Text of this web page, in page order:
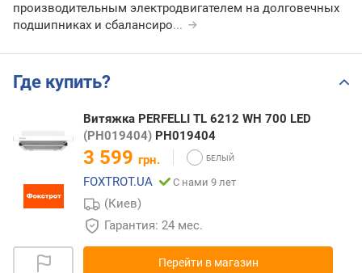
производительным электродвигателем на долговечных
подшипниках и сбалансиро...
Где купить?
Витяжка PERFELLI TL 6212 WH 700 LED
(РН019404) РН019404
3 599 грн.
FOXTROT.UA
С нами 9 лет
(Киев)
Гарантия: 24 мес.
Перейти в магазин